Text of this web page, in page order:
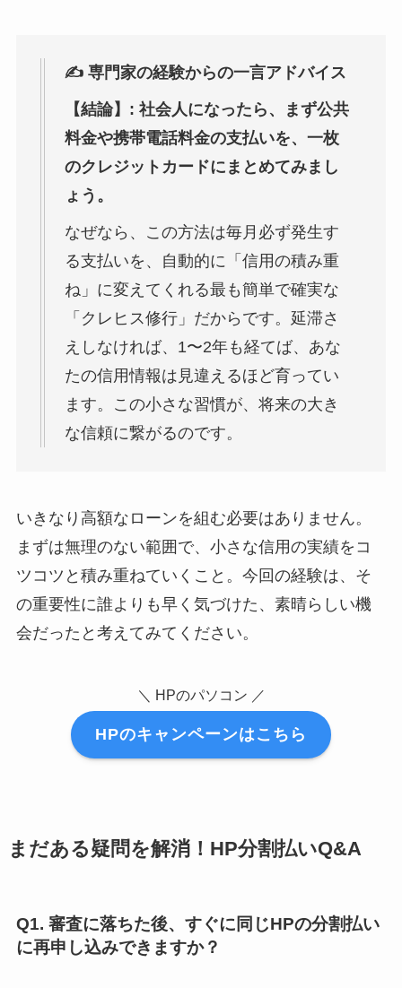
✍️ 専門家の経験からの一言アドバイス
【結論】: 社会人になったら、まず公共
料金や携帯電話料金の支払いを、一枚
のクレジットカードにまとめてみまし
ょう。
なぜなら、この方法は毎月必ず発生す
る支払いを、自動的に「信用の積み重
ね」に変えてくれる最も簡単で確実な
「クレヒス修行」だからです。延滞さ
えしなければ、1〜2年も経てば、あな
たの信用情報は見違えるほど育ってい
ます。この小さな習慣が、将来の大き
な信頼に繋がるのです。
いきなり高額なローンを組む必要はありません。
まずは無理のない範囲で、小さな信用の実績をコ
ツコツと積み重ねていくこと。今回の経験は、そ
の重要性に誰よりも早く気づけた、素晴らしい機
会だったと考えてみてください。
＼ HPのパソコン ／
HPのキャンペーンはこちら
まだある疑問を解消！HP分割払いQ&A
Q1. 審査に落ちた後、すぐに同じHPの分割払い
に再申し込みできますか？